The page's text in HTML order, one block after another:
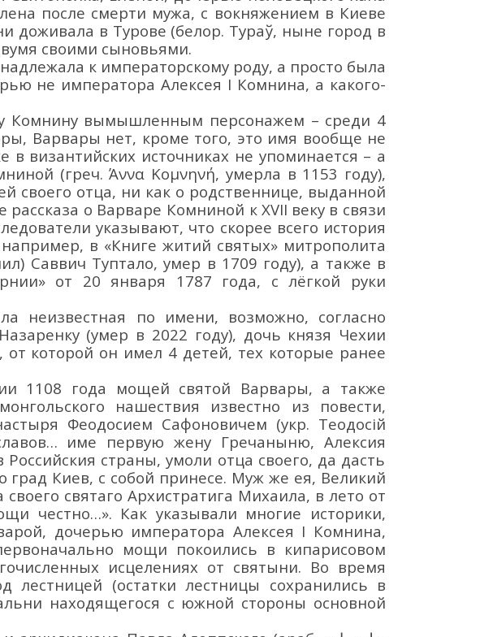
после смерти мужа, с вокняжением в Киеве
доживала в Турове (белор. Тураў, ныне город в
своими сыновьями.
к императорскому роду, а просто была
не императора Алексея I Комнина, а какого-
Комнину вымышленным персонажем – среди 4
Варвары нет, кроме того, это имя вообще не
византийских источниках не упоминается – а
(греч.Άννα Κομνηνή, умерла в 1153 году),
своего отца, ни как о родственнице, выданной
рассказа о Варваре Комниной к XVII веку в связи
указывают, что скорее всего история
в «Книге житий святых» митрополита
Саввич Туптало, умер в 1709 году), а также в
от 20 января 1787 года, с лёгкой руки
неизвестная по имени, возможно, согласно
(умер в 2022 году), дочь князя Чехии
от которой он имел 4 детей, тех которые ранее
1108 года мощей святой Варвары, а также
монгольского нашествия известно из повести,
Феодосием Сафоновичем (укр. Теодосій
име первую жену Гречаныню, Алексия
страны, умоли отца своего, да дасть
Киев, с собой принесе. Муж же ея, Великий
святаго Архистратига Михаила, в лето от
честно…». Как указывали многие историки,
дочерью императора Алексея I Комнина,
ервоначально мощи покоились в кипарисовом
исцелениях от святыни. Во время
лестницей (остаткилестницы сохранились в
находящегося с южной стороны основной